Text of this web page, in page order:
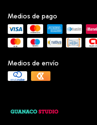
Medios de pago
Medios de envío